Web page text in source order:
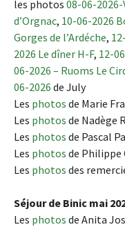
les photos 08-06-
d’Orgnac, 10-06-2026
Gorges de l’Ardéche,
2026 Le dîner H-F, 12-
06-2026 – Ruoms Le
06-2026 de July
Les photos de Marie
Les photos de Nadège
Les photos de Pascal
Les photos de Philippe
Les photos des
Séjour de Binic mai
Les photos de Anita